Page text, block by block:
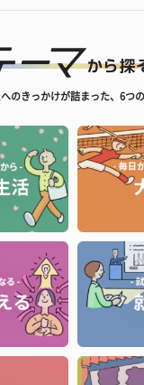
のきっかけが詰まった、6つ